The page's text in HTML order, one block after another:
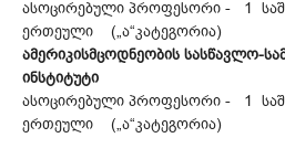
ასოცირებული პროფესორი - 1
ერთეული („ა“კატეგორია)
ამერიკისმცოდნეობის სასწავლო-
ინსტიტუტი
ასოცირებული პროფესორი - 1
ერთეული („ა“კატეგორია)